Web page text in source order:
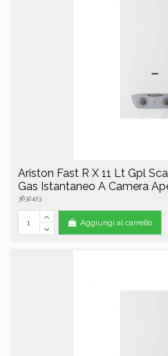
Ariston Fast R X 11 Lt Gpl
Gas Istantaneo A Camera
3632413
Aggiungi al carrello